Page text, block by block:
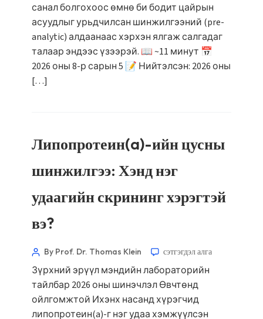
санал болгохоос өмнө би бодит цайрын
асуудлыг урьдчилсан шинжилгээний (pre-
analytic) алдаанаас хэрхэн ялгаж салгадаг
талаар эндээс үзээрэй. 📖 ~11 минут 📅
2026 оны 8-р сарын 5 📝 Нийтэлсэн: 2026 оны
[…]
Липопротеин(a)-ийн цусны
шинжилгээ: Хэнд нэг
удаагийн скрининг хэрэгтэй
вэ?
By Prof. Dr. Thomas Klein сэтгэгдэл алга
Зүрхний эрүүл мэндийн лабораторийн
тайлбар 2026 оны шинэчлэл Өвчтөнд
ойлгомжтой Ихэнх насанд хүрэгчид
липопротеин(a)-г нэг удаа хэмжүүлсэн